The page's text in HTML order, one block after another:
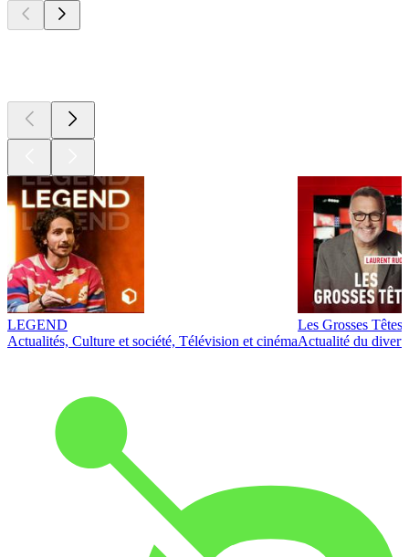
LEGEND
Actualités, Culture et société, Télévision et cinéma
Les Grosses Têtes
Actualité du